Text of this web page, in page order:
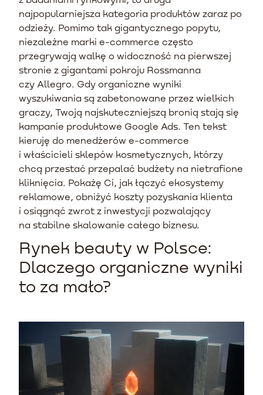
najpopularniejsza kategoria produktów zaraz po
odzieży. Pomimo tak gigantycznego popytu,
niezależne marki e-commerce często
przegrywają walkę o widoczność na pierwszej
stronie z gigantami pokroju Rossmanna
czy Allegro. Gdy organiczne wyniki
wyszukiwania są zabetonowane przez wielkich
graczy, Twoją najskuteczniejszą bronią stają się
kampanie produktowe Google Ads. Ten tekst
kieruję do menedżerów e-commerce
i właścicieli sklepów kosmetycznych, którzy
chcą przestać przepalać budżety na nietrafione
kliknięcia. Pokażę Ci, jak łączyć ekosystemy
reklamowe, obniżyć koszty pozyskania klienta
i osiągnąć zwrot z inwestycji pozwalający
na stabilne skalowanie całego biznesu.
Rynek beauty w Polsce:
Dlaczego organiczne wyniki
to za mało?